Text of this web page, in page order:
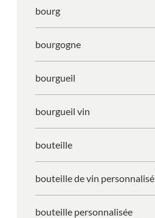
bourg
bourgogne
bourgueil
bourgueil vin
bouteille
bouteille de vin personnalisé
bouteille personnalisée